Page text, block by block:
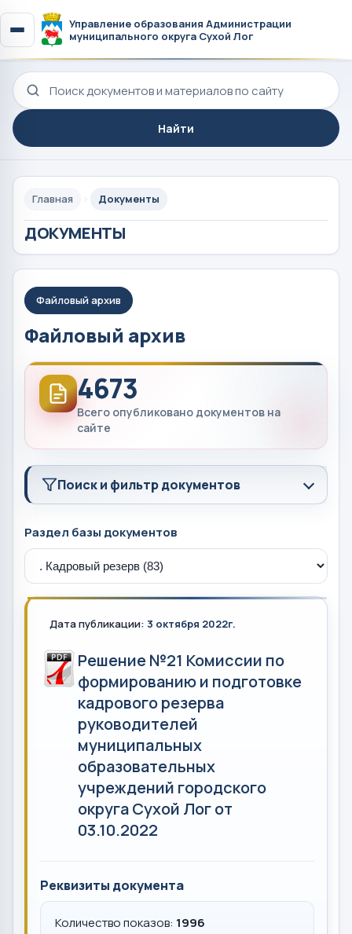
Управление образования Администрации
муниципального округа Сухой Лог
Поиск по сайту
Найти
Главная Документы
ДОКУМЕНТЫ
Файловый архив
Файловый архив
4673
Всего опубликовано документов на
сайте
Поиск и фильтр документов
Раздел базы документов
Дата публикации: 3 октября 2022г.
Решение №21 Комиссии по
формированию и подготовке
кадрового резерва
руководителей
муниципальных
образовательных
учреждений городского
округа Сухой Лог от
03.10.2022
Реквизиты документа
Количество показов: 1996